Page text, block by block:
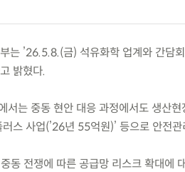
는 ’26.5.8.(금) 석유화학 업계와 간담
밝혔다.
서는 중동 현안 대응 과정에서도 생산
러스 사업(’26년 55억원)’ 등으로 안전
동 전쟁에 따른 공급망 리스크 확대에